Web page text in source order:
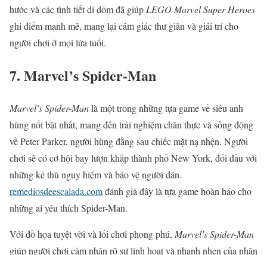
hước và các tình tiết dí dỏm đã giúp LEGO Marvel Super Heroes
ghi điểm mạnh mẽ, mang lại cảm giác thư giãn và giải trí cho
người chơi ở mọi lứa tuổi.
7. Marvel’s Spider-Man
Marvel’s Spider-Manlà một trong những tựa game về siêu anh
hùng nổi bật nhất, mang đến trải nghiệm chân thực và sống động
về Peter Parker, người hùng đằng sau chiếc mặt nạ nhện. Người
chơi sẽ có cơ hội bay lượn khắp thành phố New York, đối đầu với
những kẻ thù nguy hiểm và bảo vệ người dân.
remediosdeescalada.comđánh giá đây là tựa game hoàn hảo cho
những ai yêu thích Spider-Man.
Với đồ họa tuyệt vời và lối chơi phong phú, Marvel’s Spider-Man
giúp người chơi cảm nhận rõ sự linh hoạt và nhanh nhẹn của nhân